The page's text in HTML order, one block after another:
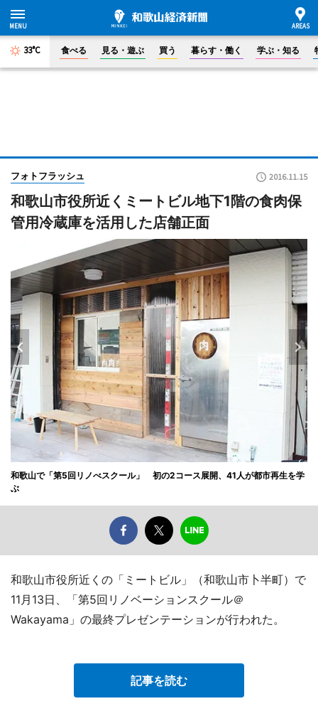
33°C 食べる 見る・遊ぶ 買う 暮らす・働く 学ぶ・知る
フォトフラッシュ 2016.11.15
和歌山市役所近くミートビル地下1階の食肉保
管用冷蔵庫を活用した店舗正面
和歌山で「第5回リノべスクール」 初の2コース展開、41人が都市再生を学
ぶ
和歌山市役所近くの「ミートビル」（和歌山市卜半町）で
11月13日、「第5回リノベーションスクール＠
Wakayama」の最終プレゼンテーションが行われた。
記事を読む